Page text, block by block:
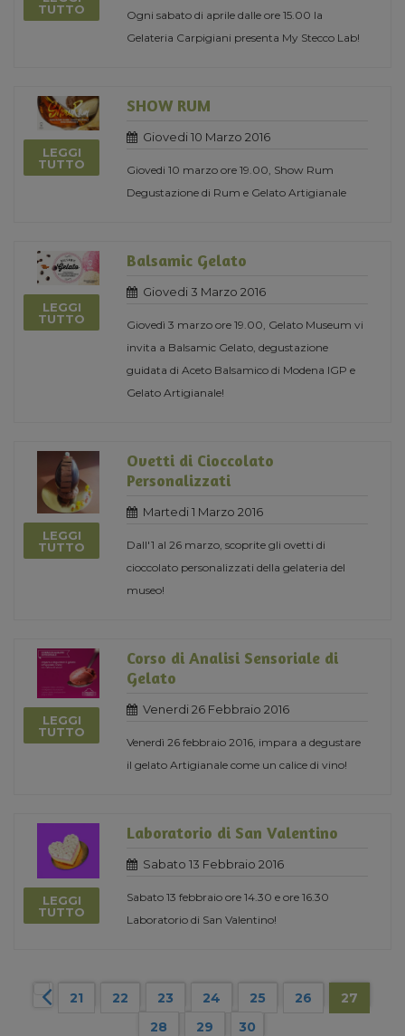
TUTTO
Ogni sabato di aprile dalle ore 15.00 la
Gelateria Carpigiani presenta My Stecco Lab!
LEGGI
TUTTO
SHOW RUM
Giovedi 10 Marzo 2016
Giovedi 10 marzo ore 19.00, Show Rum
Degustazione di Rum e Gelato Artigianale
LEGGI
TUTTO
Balsamic Gelato
Giovedi 3 Marzo 2016
Giovedì 3 marzo ore 19.00, Gelato Museum vi
invita a Balsamic Gelato, degustazione
guidata di Aceto Balsamico di Modena IGP e
Gelato Artigianale!
LEGGI
TUTTO
Ovetti di Cioccolato
Personalizzati
Martedi 1 Marzo 2016
Dall'1 al 26 marzo, scoprite gli ovetti di
cioccolato personalizzati della gelateria del
museo!
LEGGI
TUTTO
Corso di Analisi Sensoriale di
Gelato
Venerdi 26 Febbraio 2016
Venerdì 26 febbraio 2016, impara a degustare
il gelato Artigianale come un calice di vino!
LEGGI
TUTTO
Laboratorio di San Valentino
Sabato 13 Febbraio 2016
Sabato 13 febbraio ore 14.30 e ore 16.30
Laboratorio di San Valentino!
21 22 23 24 25 26
27
28
29 30